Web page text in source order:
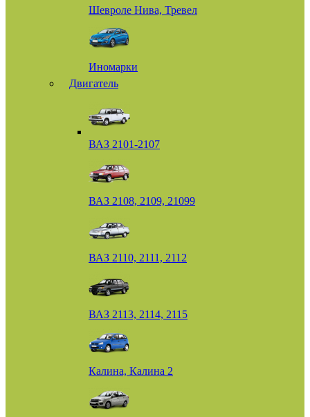
Шевроле Нива, Тревел
Иномарки
Двигатель
ВАЗ 2101-2107
ВАЗ 2108, 2109, 21099
ВАЗ 2110, 2111, 2112
ВАЗ 2113, 2114, 2115
Калина, Калина 2